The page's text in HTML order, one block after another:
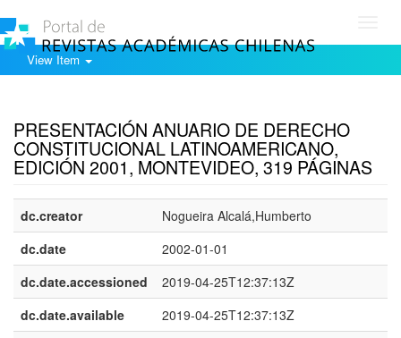
View Item
PRESENTACIÓN ANUARIO DE DERECHO
CONSTITUCIONAL LATINOAMERICANO,
EDICIÓN 2001, MONTEVIDEO, 319 PÁGINAS
dc.creator
Nogueira Alcalá,Humberto
dc.date
2002-01-01
dc.date.accessioned
2019-04-25T12:37:13Z
dc.date.available
2019-04-25T12:37:13Z